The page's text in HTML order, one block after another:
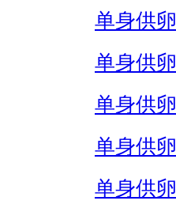
单身供
单身供
单身供
单身供
单身供